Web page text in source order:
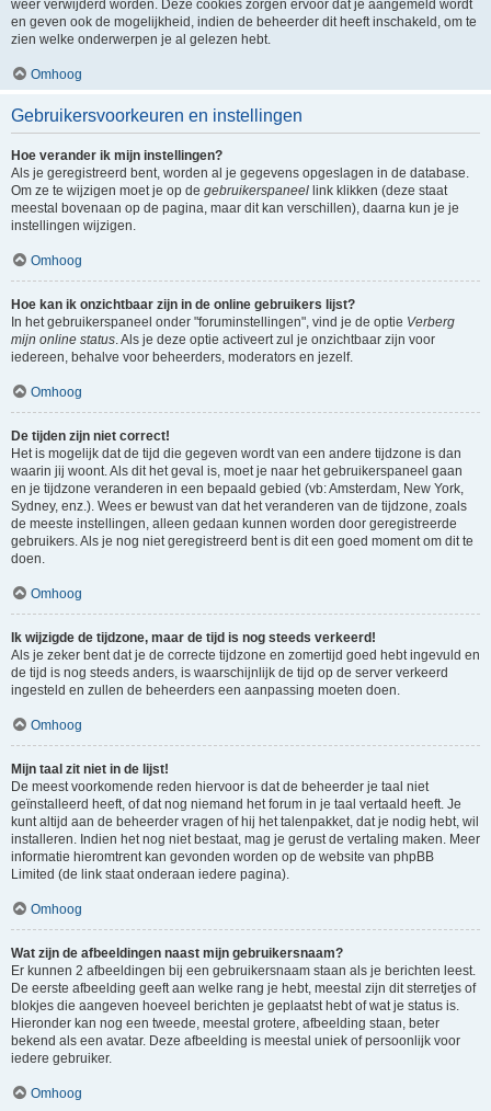
weer verwijderd worden. Deze cookies zorgen ervoor dat je aangemeld wordt
en geven ook de mogelijkheid, indien de beheerder dit heeft inschakeld, om te
zien welke onderwerpen je al gelezen hebt.
Omhoog
Gebruikersvoorkeuren en instellingen
Hoe verander ik mijn instellingen?
Als je geregistreerd bent, worden al je gegevens opgeslagen in de database.
Om ze te wijzigen moet je op de gebruikerspaneel link klikken (deze staat
meestal bovenaan op de pagina, maar dit kan verschillen), daarna kun je je
instellingen wijzigen.
Omhoog
Hoe kan ik onzichtbaar zijn in de online gebruikers lijst?
In het gebruikerspaneel onder "foruminstellingen", vind je de optie Verberg
mijn online status. Als je deze optie activeert zul je onzichtbaar zijn voor
iedereen, behalve voor beheerders, moderators en jezelf.
Omhoog
De tijden zijn niet correct!
Het is mogelijk dat de tijd die gegeven wordt van een andere tijdzone is dan
waarin jij woont. Als dit het geval is, moet je naar het gebruikerspaneel gaan
en je tijdzone veranderen in een bepaald gebied (vb: Amsterdam, New York,
Sydney, enz.). Wees er bewust van dat het veranderen van de tijdzone, zoals
de meeste instellingen, alleen gedaan kunnen worden door geregistreerde
gebruikers. Als je nog niet geregistreerd bent is dit een goed moment om dit te
doen.
Omhoog
Ik wijzigde de tijdzone, maar de tijd is nog steeds verkeerd!
Als je zeker bent dat je de correcte tijdzone en zomertijd goed hebt ingevuld en
de tijd is nog steeds anders, is waarschijnlijk de tijd op de server verkeerd
ingesteld en zullen de beheerders een aanpassing moeten doen.
Omhoog
Mijn taal zit niet in de lijst!
De meest voorkomende reden hiervoor is dat de beheerder je taal niet
geïnstalleerd heeft, of dat nog niemand het forum in je taal vertaald heeft. Je
kunt altijd aan de beheerder vragen of hij het talenpakket, dat je nodig hebt, wil
installeren. Indien het nog niet bestaat, mag je gerust de vertaling maken. Meer
informatie hieromtrent kan gevonden worden op de website van phpBB
Limited (de link staat onderaan iedere pagina).
Omhoog
Wat zijn de afbeeldingen naast mijn gebruikersnaam?
Er kunnen 2 afbeeldingen bij een gebruikersnaam staan als je berichten leest.
De eerste afbeelding geeft aan welke rang je hebt, meestal zijn dit sterretjes of
blokjes die aangeven hoeveel berichten je geplaatst hebt of wat je status is.
Hieronder kan nog een tweede, meestal grotere, afbeelding staan, beter
bekend als een avatar. Deze afbeelding is meestal uniek of persoonlijk voor
iedere gebruiker.
Omhoog